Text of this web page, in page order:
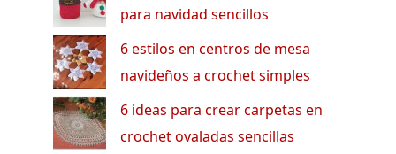
para navidad sencillos
6 estilos en centros de mesa
navideños a crochet simples
6 ideas para crear carpetas en
crochet ovaladas sencillas